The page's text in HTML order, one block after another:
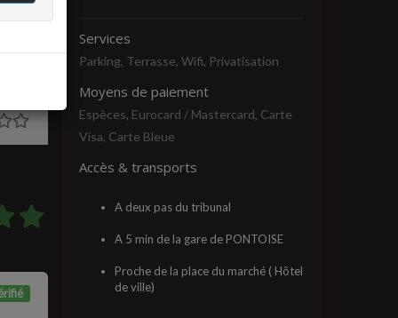
Services
Parking, Terrasse, Wifi, Privatisation
Moyens de paiement
Espèces, Eurocard / Mastercard, Carte
Visa, Carte Bleue
Accès & transports
A deux pas du tribunal
A 5 min de la gare de PONTOISE
Proche de la place du marché ( Hôtel
de ville)